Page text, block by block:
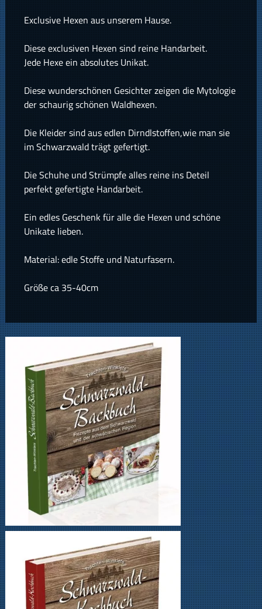
Exclusive Hexen aus unserem Hause.
Diese exclusiven Hexen sind reine Handarbeit.
Jede Hexe ein absolutes Unikat.
Diese wunderschönen Gesichter zeigen die Mytologie
der schaurig schönen Waldhexen.
Die Kleider sind aus edlen Dirndlstoffen,wie man sie
im Schwarzwald trägt gefertigt.
Die Schuhe und Strümpfe alles reine ins Deteil
perfekt gefertigte Handarbeit.
Ein edles Geschenk für alle die Hexen und schöne
Unikate lieben.
Material: edle Stoffe und Naturfasern.
Größe ca 35-40cm